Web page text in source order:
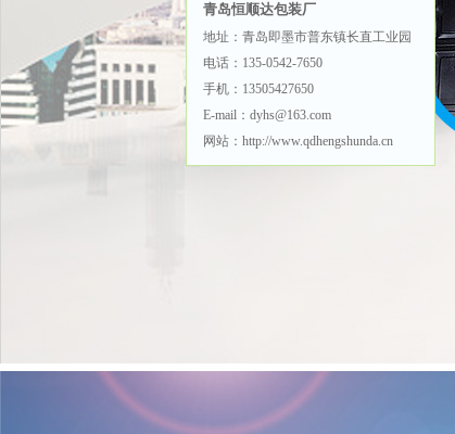
青岛恒顺达包装厂
地址：青岛即墨市普东镇长直工业园
电话：135-0542-7650
手机：13505427650
E-mail：dyhs@163.com
网站：http://www.qdhengshunda.cn